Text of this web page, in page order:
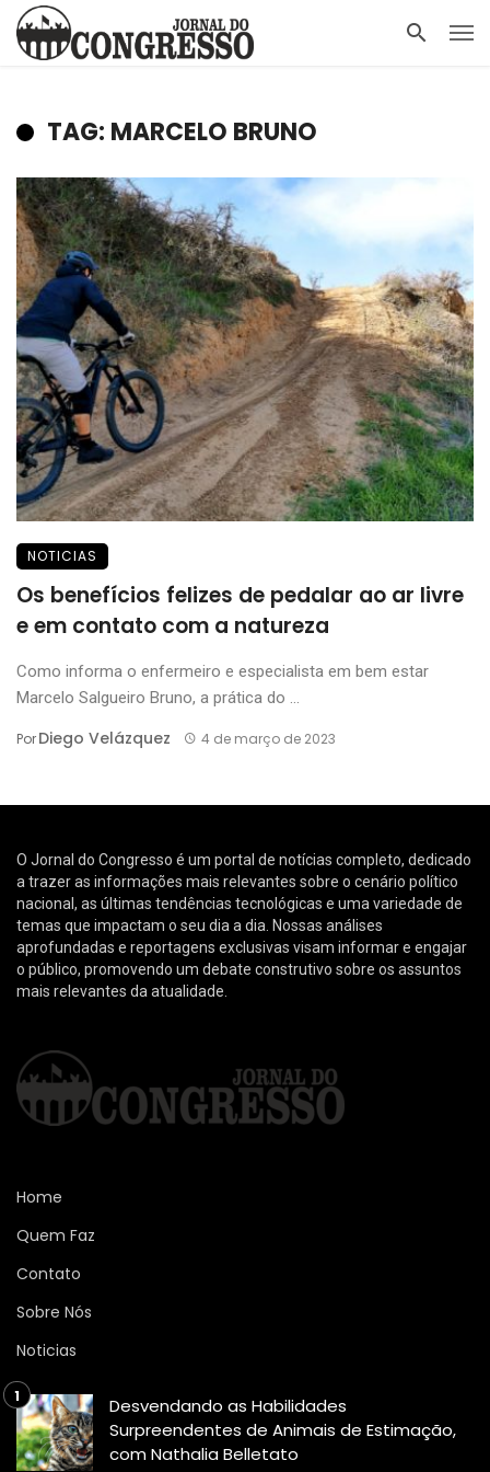
TAG: MARCELO BRUNO
NOTICIAS
Os benefícios felizes de pedalar ao ar livre
e em contato com a natureza
Como informa o enfermeiro e especialista em bem estar
Marcelo Salgueiro Bruno, a prática do ...
PorDiego Velázquez 4 de março de 2023
O Jornal do Congresso é um portal de notícias completo, dedicado
a trazer as informações mais relevantes sobre o cenário político
nacional, as últimas tendências tecnológicas e uma variedade de
temas que impactam o seu dia a dia. Nossas análises
aprofundadas e reportagens exclusivas visam informar e engajar
o público, promovendo um debate construtivo sobre os assuntos
mais relevantes da atualidade.
Home
Quem Faz
Contato
Sobre Nós
Noticias
Desvendando as Habilidades
Surpreendentes de Animais de Estimação,
com Nathalia Belletato